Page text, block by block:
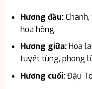
Hương đầu:Chanh,
hoa hồng.
Hương giữa:Hoa
tuyết tùng, phong
Hương cuối:Đậu